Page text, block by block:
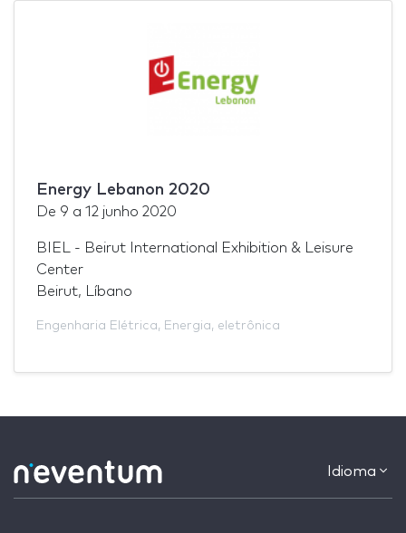
Energy Lebanon 2020
De 9 a 12 junho 2020
BIEL - Beirut International Exhibition & Leisure
Center
Beirut, Líbano
Engenharia Elétrica, Energia, eletrônica
Idioma